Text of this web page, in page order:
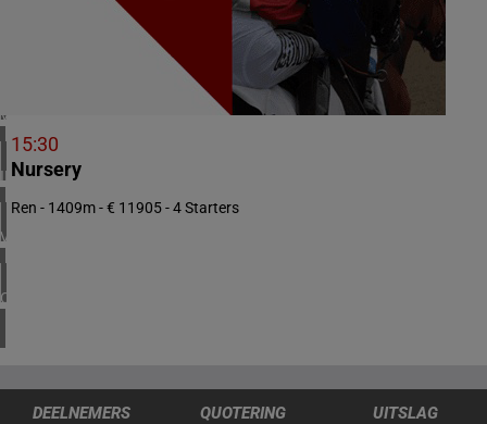
VERENIGD KONINKRIJK
6 meeting(s)
IERLAND
2 meeting(s)
VERENIGDE STATEN
4 meeting(s)
CANADA
1 meeting(s)
15:30
Nursery
Ren - 1409m - € 11905 - 4 Starters
DEELNEMERS QUOTERING UITSLAG